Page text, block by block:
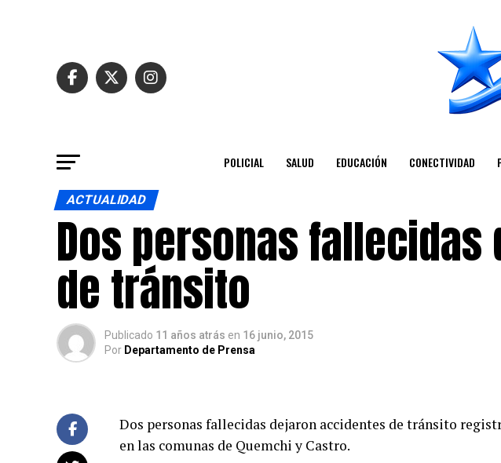
POLICIAL SALUD EDUCACIÓN CONECTIVIDAD
ACTUALIDAD
Dos personas
de tránsito
Publicado 11 años atrás en 16 junio, 2015
Por Departamento de Prensa
Dos personas fallecidas dejaron accidentes de tránsito
en las comunas de Quemchi y Castro.